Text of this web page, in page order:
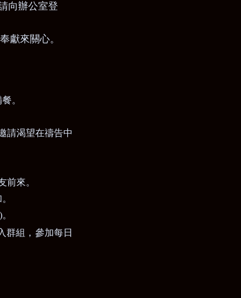
向辦公室登
獻來關心。
。
請渴望在禱告中
前來。
)。
群組，參加每日